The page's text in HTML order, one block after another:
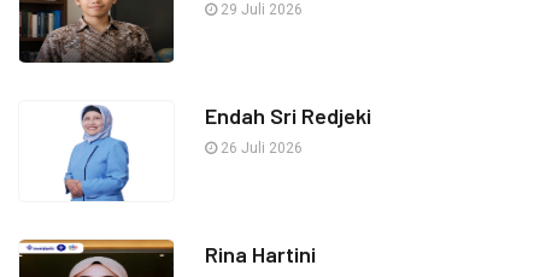
29 Juli 2026
Endah Sri Redjeki
26 Juli 2026
Rina Hartini